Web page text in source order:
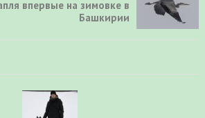
впервые на зимовке в
Башкирии